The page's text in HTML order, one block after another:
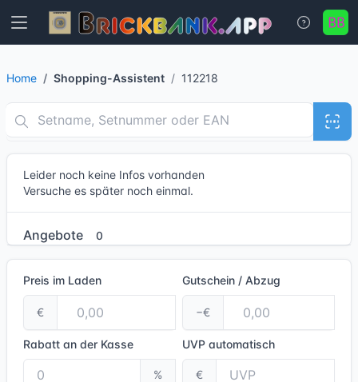
Home Shopping-Assistent 112218
Leider noch keine Infos vorhanden
Versuche es später noch einmal.
Angebote 0
Preis im Laden
€
Gutschein / Abzug
−€
Rabatt an der Kasse
%
UVP automatisch
€